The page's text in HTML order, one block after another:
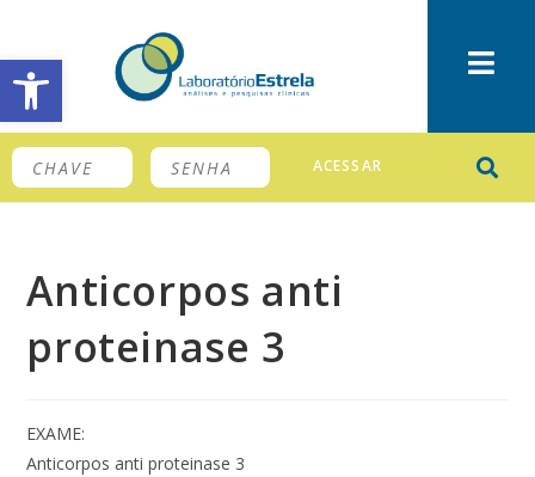
Barra de Ferramentas Aberta
ACESSAR
Anticorpos anti
proteinase 3
EXAME:
Anticorpos anti proteinase 3